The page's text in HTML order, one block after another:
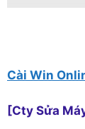
Cài Win
[Cty Sửa